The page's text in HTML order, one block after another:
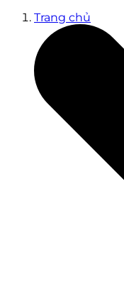
Trang chủ